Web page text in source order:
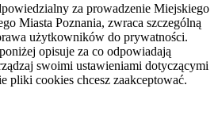
za prowadzenie Miejskiego
Miasta Poznania, zwraca szczególną
użytkowników do prywatności.
opisuje za co odpowiadają
swoimi ustawieniami dotyczącymi
pliki cookies chcesz zaakceptować.